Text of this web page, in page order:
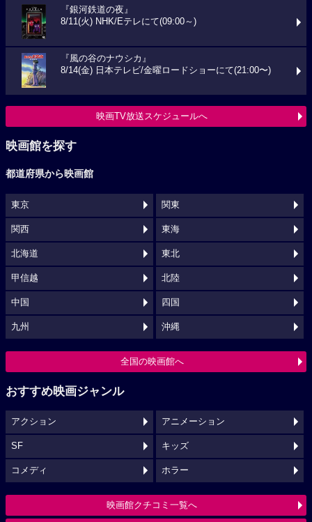
『銀河鉄道の夜』
8/11(火) NHK/Eテレにて(09:00～)
『風の谷のナウシカ』
8/14(金) 日本テレビ/金曜ロードショーにて(21:00〜)
映画TV放送スケジュールへ
映画館を探す
都道府県から映画館
東京 関東
関西 東海
北海道 東北
甲信越 北陸
中国 四国
九州 沖縄
全国の映画館へ
おすすめ映画ジャンル
アクション アニメーション
SF キッズ
コメディ ホラー
映画館クチコミ一覧へ